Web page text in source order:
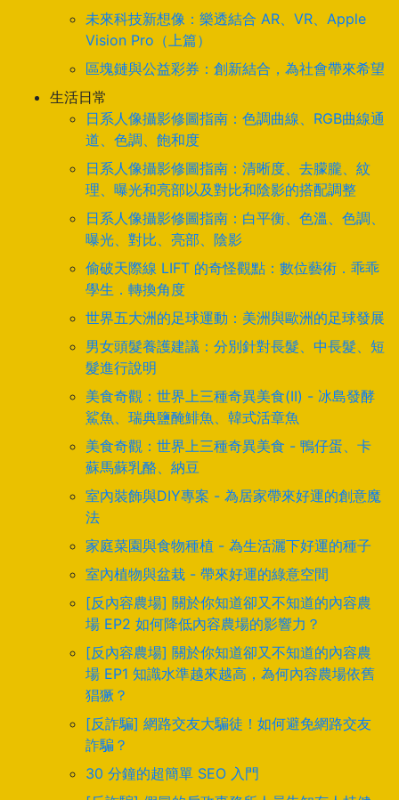
未來科技新想像：樂透結合 AR、VR、Apple
Vision Pro（上篇）
區塊鏈與公益彩券：創新結合，為社會帶來希望
生活日常
日系人像攝影修圖指南：色調曲線、RGB曲線通
道、色調、飽和度
日系人像攝影修圖指南：清晰度、去朦朧、紋
理、曝光和亮部以及對比和陰影的搭配調整
日系人像攝影修圖指南：白平衡、色溫、色調、
曝光、對比、亮部、陰影
偷破天際線 LIFT 的奇怪觀點：數位藝術．乖乖
學生．轉換角度
世界五大洲的足球運動：美洲與歐洲的足球發展
男女頭髮養護建議：分別針對長髮、中長髮、短
髮進行說明
美食奇觀：世界上三種奇異美食(II) - 冰島發酵
鯊魚、瑞典鹽醃鯡魚、韓式活章魚
美食奇觀：世界上三種奇異美食 - 鴨仔蛋、卡
蘇馬蘇乳酪、納豆
室內裝飾與DIY專案 - 為居家帶來好運的創意魔
法
家庭菜園與食物種植 - 為生活灑下好運的種子
室內植物與盆栽 - 帶來好運的綠意空間
[反內容農場] 關於你知道卻又不知道的內容農
場 EP2 如何降低內容農場的影響力？
[反內容農場] 關於你知道卻又不知道的內容農
場 EP1 知識水準越來越高，為何內容農場依舊
猖獗？
[反詐騙] 網路交友大騙徒！如何避免網路交友
詐騙？
30 分鐘的超簡單 SEO 入門